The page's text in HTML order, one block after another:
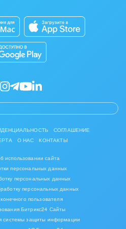
стиль
банки
СОГЛАШЕНИЕ
О НАС КОНТАКТЫ
использовании сайта
персональных данных
персональных данных
персональных данных
пользователя
Битрикс24 Сайты
системы защиты информации